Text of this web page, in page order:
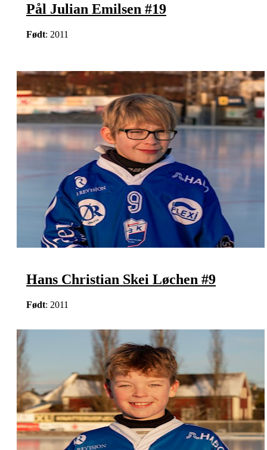
Pål Julian Emilsen #19
Født: 2011
Hans Christian Skei Løchen #9
Født: 2011